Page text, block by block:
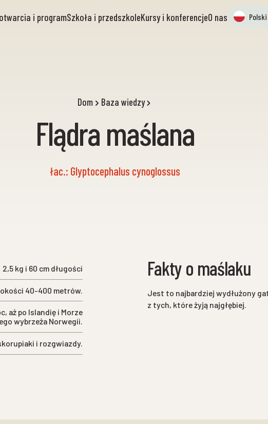
i programSzkoła i przedszkoleKursy i konferencjeO nas Polski
Dom Baza wiedzy
Flądra maślana
łac.: Glyptocephalus cynoglossus
2,5 kg i 60 cm długości
40-400 metrów.
aż po Islandię i Morze
wybrzeża Norwegii.
i rozgwiazdy.
Fakty o maślaku
Jest to najbardziej wydłużony
z tych, które żyją najgłębiej.